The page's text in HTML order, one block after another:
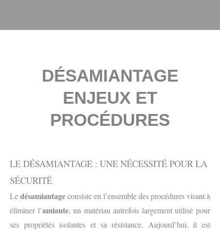
DÉSAMIANTAGE
ENJEUX ET
PROCÉDURES
LE DÉSAMIANTAGE : UNE NÉCESSITÉ POUR LA
SÉCURITÉ
Ledésamiantageconsiste en l’ensemble des procédures visant à
éliminer l’amiante, un matériau autrefois largement utilisé pour
ses propriétés isolantes et sa résistance. Aujourd’hui, il est